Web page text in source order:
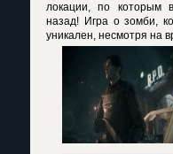
локации, по которым
назад! Игра о зомби,
уникален, несмотря на